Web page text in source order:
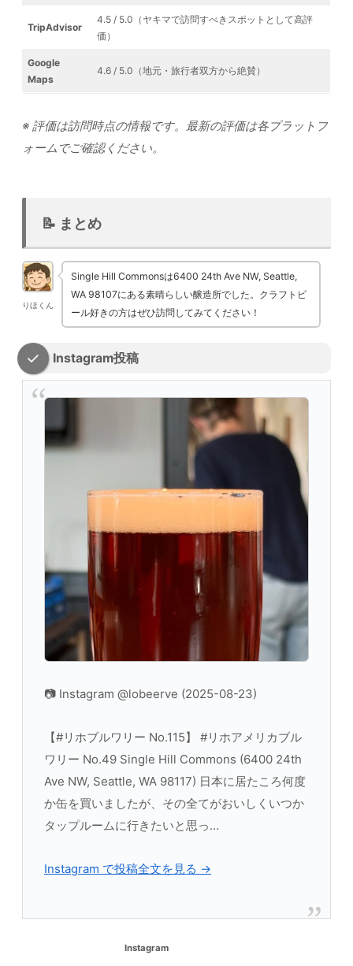
TripAdvisor
4.5 / 5.0（ヤキマで訪問すべきスポットとして高評
価）
Google
Maps
4.6 / 5.0（地元・旅行者双方から絶賛）
※ 評価は訪問時点の情報です。最新の評価は各プラットフ
ォームでご確認ください。
📝 まとめ
りほくん
Single Hill Commonsは6400 24th Ave NW, Seattle,
WA 98107にある素晴らしい醸造所でした。クラフトビ
ール好きの方はぜひ訪問してみてください！
Instagram投稿
📷 Instagram @lobeerve (2025-08-23)
【#リホブルワリー No.115】 #リホアメリカブル
ワリー No.49 Single Hill Commons (6400 24th
Ave NW, Seattle, WA 98117) 日本に居たころ何度
か缶を買いましたが、その全てがおいしくいつか
タップルームに行きたいと思っ…
Instagram で投稿全文を見る →
Instagram